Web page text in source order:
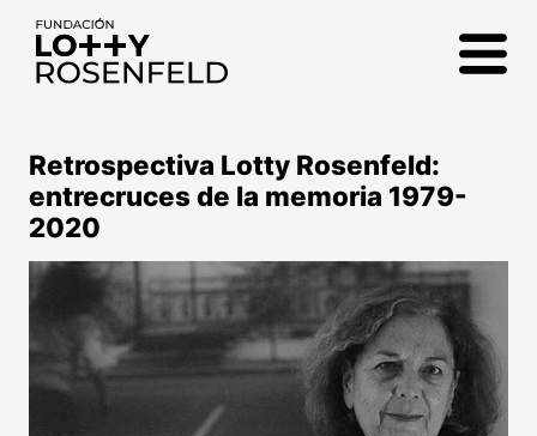
Retrospectiva Lotty Rosenfeld:
entrecruces de la memoria 1979-
2020